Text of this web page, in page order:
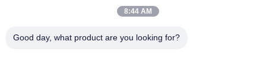
8:44 AM
Good day, what product are you looking for?